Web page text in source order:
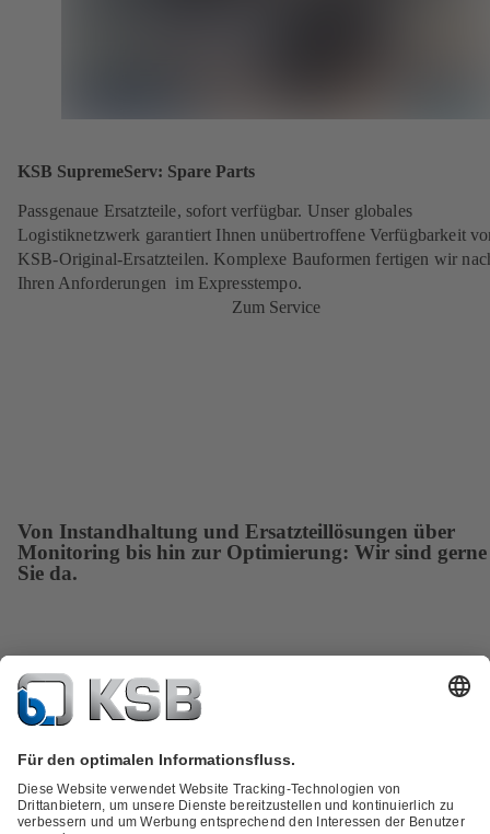
KSB SupremeServ: Spare Parts
Passgenaue Ersatzteile, sofort verfügbar. Unser globales
Logistiknetzwerk garantiert Ihnen unübertroffene Verfügbarkeit
KSB-Original-Ersatzteilen. Komplexe Bauformen fertigen wir
Ihren Anforderungen im Expresstempo.
Zum Service
Von Instandhaltung und Ersatzteillösungen über
Monitoring bis hin zur Optimierung: Wir sind
Sie da.